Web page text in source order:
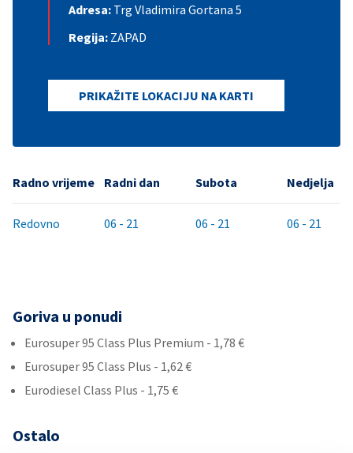
Adresa: Trg Vladimira Gortana 5
Regija: ZAPAD
PRIKAŽITE LOKACIJU NA KARTI
Radno vrijeme Radni dan Subota Nedjelja
Redovno 06 - 21 06 - 21 06 - 21
Goriva u ponudi
Eurosuper 95 Class Plus Premium - 1,78 €
Eurosuper 95 Class Plus - 1,62 €
Eurodiesel Class Plus - 1,75 €
Ostalo